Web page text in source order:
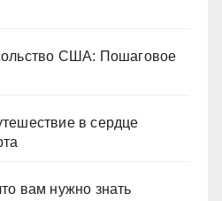
США: Пошаговое
в сердце
вам нужно знать